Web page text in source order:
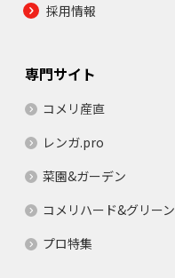
採用情報
専門サイト
コメリ産直
レンガ.pro
菜園&ガーデン
コメリハード&グリーン
プロ特集